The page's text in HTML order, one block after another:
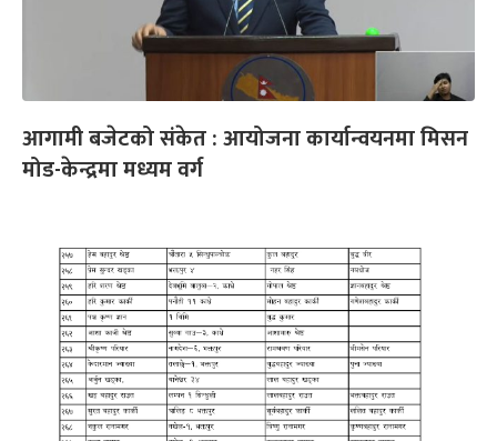
आगामी बजेटको संकेत : आयोजना कार्यान्वयनमा मिसन
मोड-केन्द्रमा मध्यम वर्ग